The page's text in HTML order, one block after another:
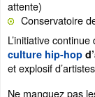
attente)
Conservatoire
L’initiative
culture hip-hop
et explosif
Ne manquez pas